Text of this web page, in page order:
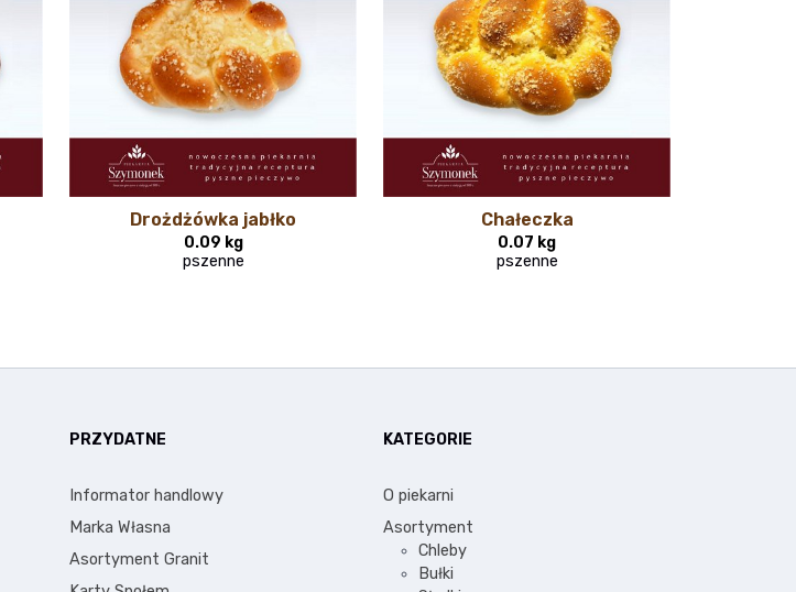
Drożdżówka jabłko
0.09 kg
pszenne
Chałeczka
0.07 kg
pszenne
PRZYDATNE
Informator handlowy
Marka Własna
Asortyment Granit
KATEGORIE
O piekarni
Asortyment
Chleby
Bułki